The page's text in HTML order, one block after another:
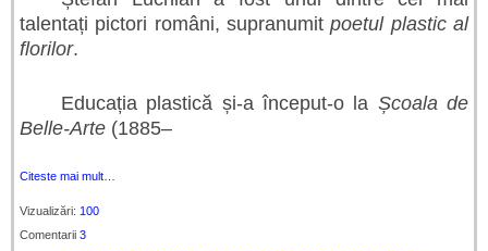
talentați pictori români, supranumitpoetul plastic al
florilor.
Educația plastică și-a început-o la Școala de
Belle-Arte (1885–
Citeste mai mult…
Vizualizări: 100
Comentarii 3